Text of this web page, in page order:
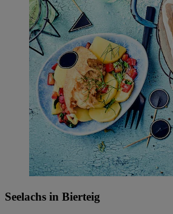
Seelachs in Bierteig